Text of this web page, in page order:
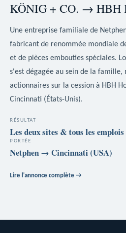
KÖNIG + CO. → HBH
Une entreprise familiale de
fabricant de renommée mondiale
et de pièces embouties spéciales.
s'est dégagée au sein de la famille,
actionnaires sur la cession à HBH
Cincinnati (États-Unis).
RÉSULTAT
Les deux sites & tous les emplois
PORTÉE
Netphen → Cincinnati (USA)
Lire l'annonce complète →